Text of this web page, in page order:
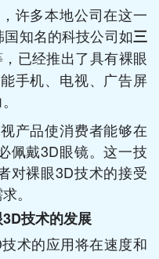
许多本地公司在这一
知名的科技公司如三
已经推出了具有裸眼
手机、电视、广告屏
产品使消费者能够在
佩戴3D眼镜。这一技
对裸眼3D技术的接受
。
技术的发展
术的应用将在速度和